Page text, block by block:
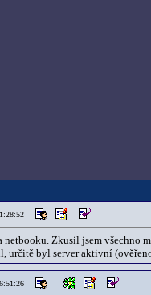
netbooku. Zkusil jsem všechno
byl server aktivní